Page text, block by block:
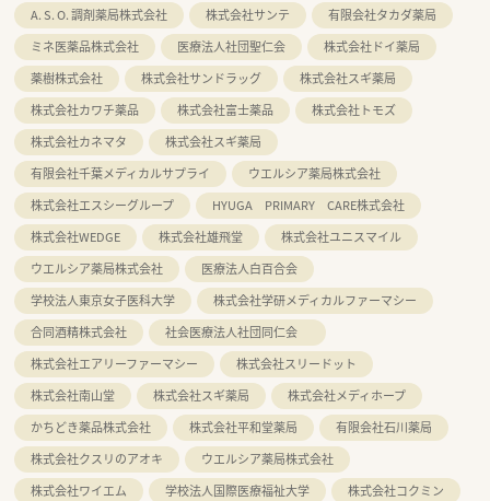
A. S. O. 調剤薬局株式会社
株式会社サンテ
有限会社タカダ薬局
ミネ医薬品株式会社
医療法人社団聖仁会
株式会社ドイ薬局
薬樹株式会社
株式会社サンドラッグ
株式会社スギ薬局
株式会社カワチ薬品
株式会社富士薬品
株式会社トモズ
株式会社カネマタ
株式会社スギ薬局
有限会社千葉メディカルサプライ
ウエルシア薬局株式会社
株式会社エスシーグループ
HYUGA PRIMARY CARE株式会社
株式会社WEDGE
株式会社雄飛堂
株式会社ユニスマイル
ウエルシア薬局株式会社
医療法人白百合会
学校法人東京女子医科大学
株式会社学研メディカルファーマシー
合同酒精株式会社
社会医療法人社団同仁会
株式会社エアリーファーマシー
株式会社スリードット
株式会社南山堂
株式会社スギ薬局
株式会社メディホープ
かちどき薬品株式会社
株式会社平和堂薬局
有限会社石川薬局
株式会社クスリのアオキ
ウエルシア薬局株式会社
株式会社ワイエム
学校法人国際医療福祉大学
株式会社コクミン